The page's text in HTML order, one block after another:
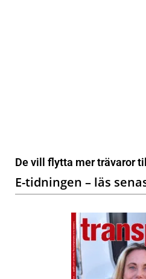
De vill flytta mer trävaror
E-tidningen – läs